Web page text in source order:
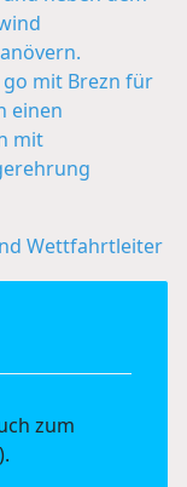
go mit Brezn für
einen
mit
Wettfahrtleiter
zum